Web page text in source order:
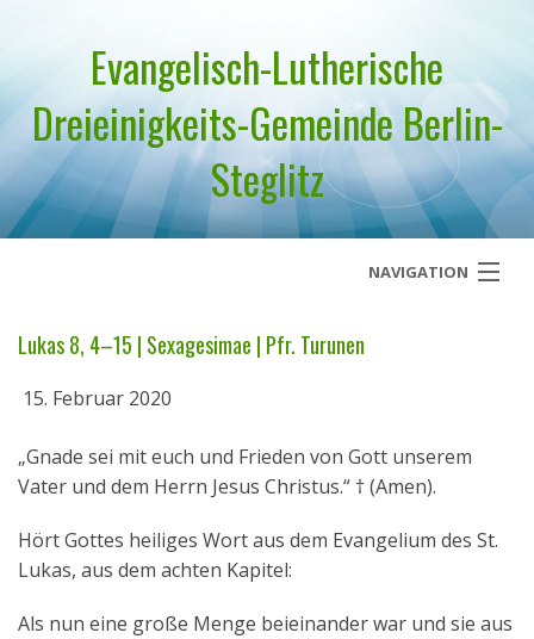
Evangelisch-Lutherische
Dreieinigkeits-Gemeinde Berlin-
Steglitz
NAVIGATION
Über uns
Geistliches Wort
Termine
Aktuelles
Kontakt
Lukas 8, 4–15 | Sexagesimae | Pfr. Turunen
15. Februar 2020
„Gnade sei mit euch und Frieden von Gott unserem
Vater und dem Herrn Jesus Christus.“ † (Amen).
Hört Gottes heiliges Wort aus dem Evangelium des St.
Lukas, aus dem achten Kapitel:
Als nun eine große Menge beieinander war und sie aus